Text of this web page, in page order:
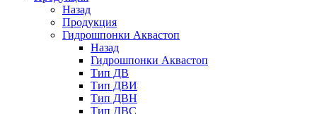
Назад
Продукция
Гидрошпонки Аквастоп
Назад
Гидрошпонки Аквастоп
Тип ДВ
Тип ДВИ
Тип ДВН
Тип ДВС